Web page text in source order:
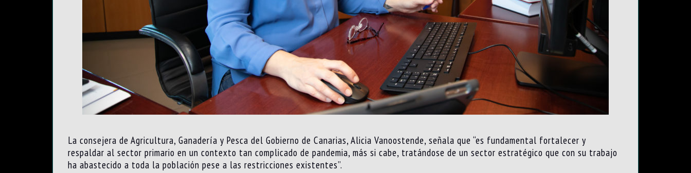
La consejera de Agricultura, Ganadería y Pesca del Gobierno de Canarias, Alicia Vanoostende, señala que “es fundamental fortalecer y
respaldar al sector primario en un contexto tan complicado de pandemia, más si cabe, tratándose de un sector estratégico que con su trabajo
ha abastecido a toda la población pese a las restricciones existentes”.